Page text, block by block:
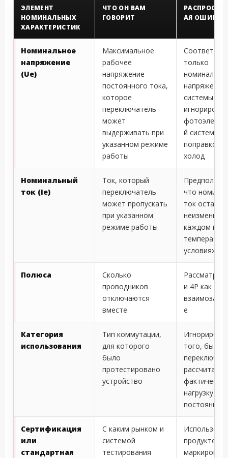
ЭЛЕМЕНТ
НОМИНАЛЬНЫХ
ХАРАКТЕРИСТИК
ЧТО ОН ВАМ
ГОВОРИТ
АЯ ОШИБКА
Номинальное
напряжение
(Ue)
Максимальное
рабочее
напряжение
постоянного тока,
которое
переключатель
может
выдерживать при
указанном режиме
работы
только
напряжению
системы и
й системы с
поправкой
холод
Номинальный
ток (Ie)
Ток, который
переключатель
может пропускать
при указанном
режиме работы
что
ток
каждом
условиях
Полюса
Сколько
проводников
отключаются
вместе
и 4P как
е
Категория
использования
Тип коммутации,
для которого
было
протестировано
устройство
того, был ли
рассчитан
нагрузку
Сертификация
или
стандартная
С каким рынком и
системой
тестирования
продуктов с